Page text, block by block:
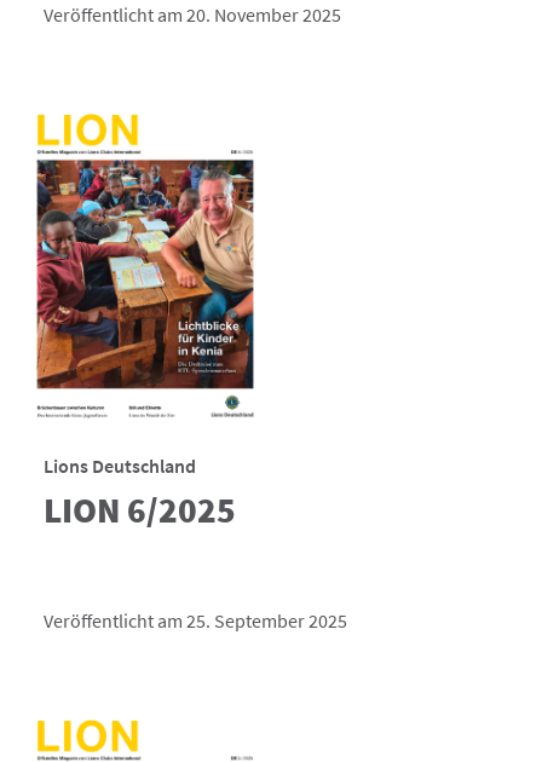
Veröffentlicht am 20. November 2025
Lions Deutschland
LION 6/2025
Veröffentlicht am 25. September 2025